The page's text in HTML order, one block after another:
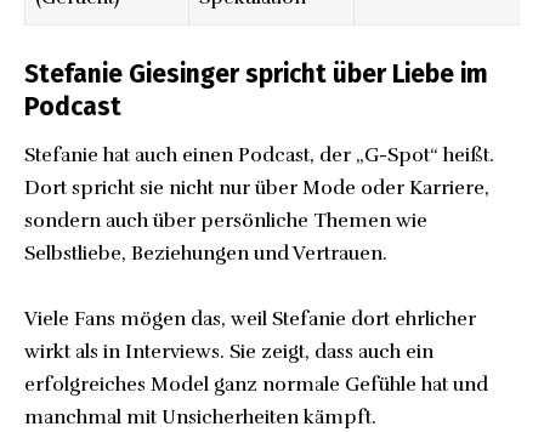
Stefanie Giesinger spricht über Liebe im
Podcast
Stefanie hat auch einen Podcast, der „G-Spot“ heißt.
Dort spricht sie nicht nur über Mode oder Karriere,
sondern auch über persönliche Themen wie
Selbstliebe, Beziehungen und Vertrauen.
Viele Fans mögen das, weil Stefanie dort ehrlicher
wirkt als in Interviews. Sie zeigt, dass auch ein
erfolgreiches Model ganz normale Gefühle hat und
manchmal mit Unsicherheiten kämpft.